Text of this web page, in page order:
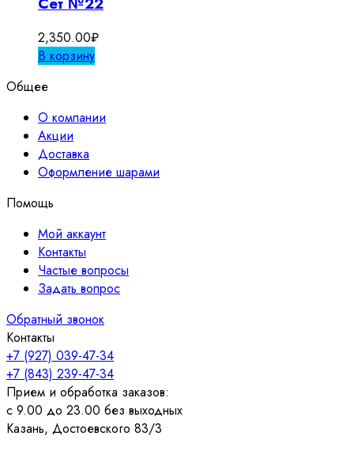
2,350.00₽
В корзину
Общее
О компании
Акции
Доставка
Оформление шарами
Помощь
Мой аккаунт
Контакты
Частые вопросы
Задать вопрос
Обратный звонок
Контакты
+7 (927) 039-47-34
+7 (843) 239-47-34
Прием и обработка заказов:
с 9.00 до 23.00 без выходных
Казань, Достоевского 83/3